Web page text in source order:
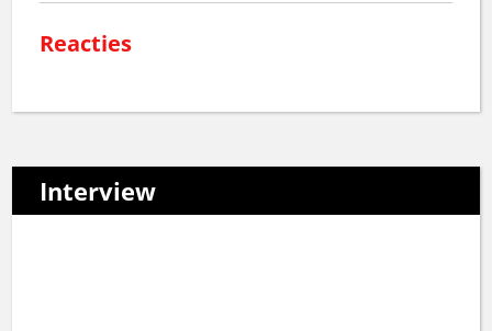
Reacties
Interview